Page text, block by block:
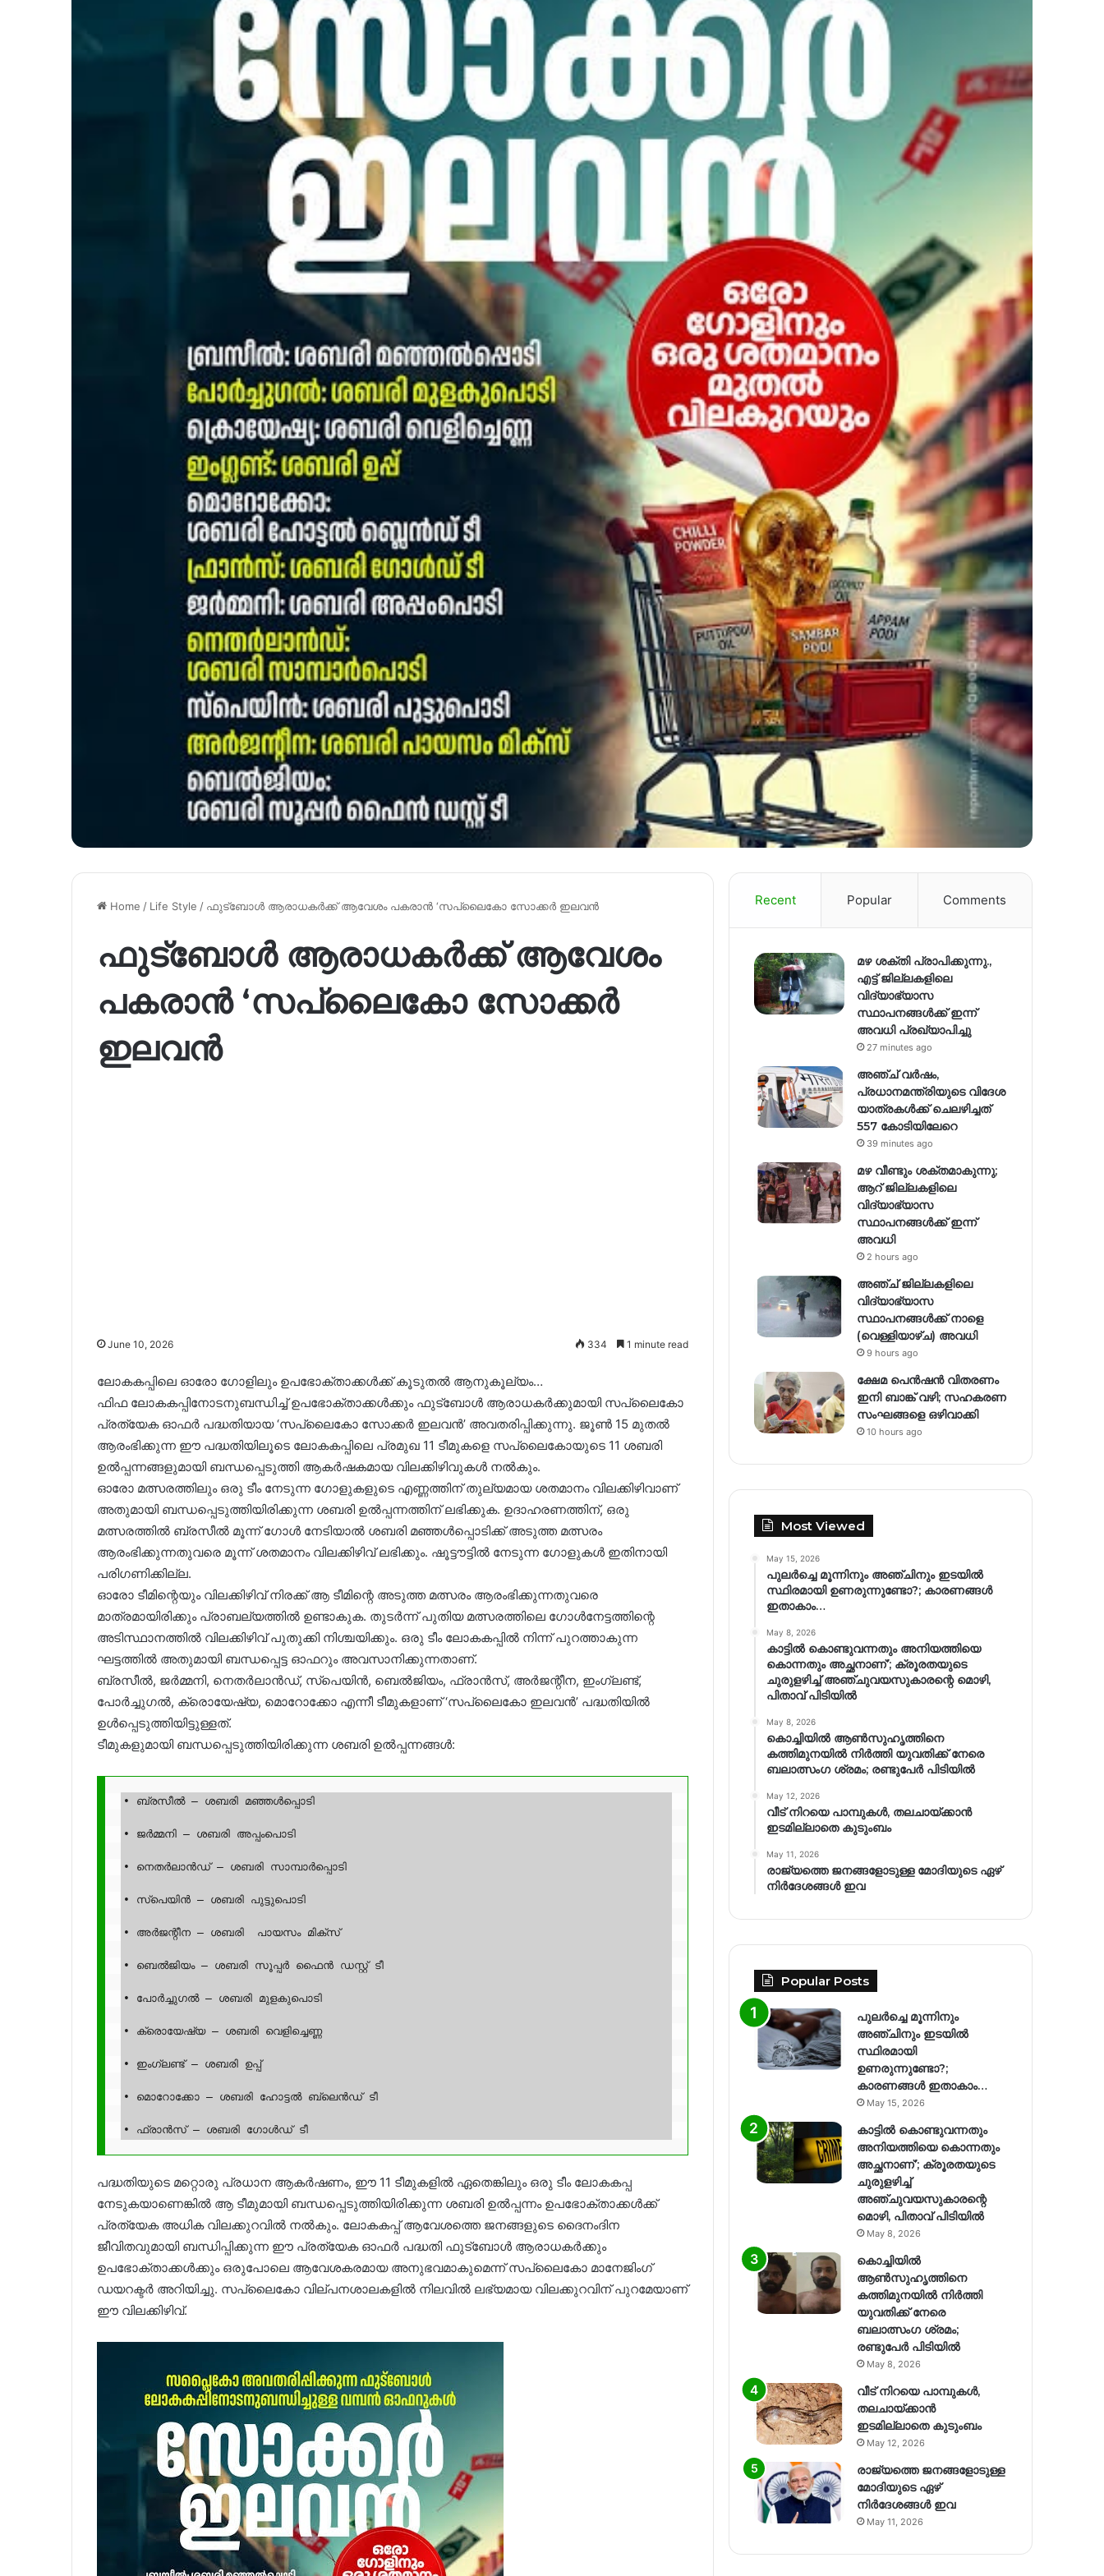
Home / Life Style / ഫുട്ബോൾ ആരാധകർക്ക് ആവേശം പകരാൻ ‘സപ്ലൈകോ സോക്കർ ഇലവൻ
ഫുട്ബോൾ ആരാധകർക്ക് ആവേശം
പകരാൻ ‘സപ്ലൈകോ സോക്കർ
ഇലവൻ
June 10, 2026 334 1 minute read
ലോകകപ്പിലെ ഓരോ ഗോളിലും ഉപഭോക്താക്കൾക്ക് കൂടുതൽ ആനുകൂല്യം…
ഫിഫ ലോകകപ്പിനോടനുബന്ധിച്ച് ഉപഭോക്താക്കൾക്കും ഫുട്ബോൾ ആരാധകർക്കുമായി സപ്ലൈകോ
പ്രത്യേക ഓഫർ പദ്ധതിയായ ‘സപ്ലൈകോ സോക്കർ ഇലവൻ’ അവതരിപ്പിക്കുന്നു. ജൂൺ 15 മുതൽ
ആരംഭിക്കുന്ന ഈ പദ്ധതിയിലൂടെ ലോകകപ്പിലെ പ്രമുഖ 11 ടീമുകളെ സപ്ലൈകോയുടെ 11 ശബരി
ഉൽപ്പന്നങ്ങളുമായി ബന്ധപ്പെടുത്തി ആകർഷകമായ വിലക്കിഴിവുകൾ നൽകും.
ഓരോ മത്സരത്തിലും ഒരു ടീം നേടുന്ന ഗോളുകളുടെ എണ്ണത്തിന് തുല്യമായ ശതമാനം വിലക്കിഴിവാണ്
അതുമായി ബന്ധപ്പെടുത്തിയിരിക്കുന്ന ശബരി ഉൽപ്പന്നത്തിന് ലഭിക്കുക. ഉദാഹരണത്തിന്, ഒരു
മത്സരത്തിൽ ബ്രസീൽ മൂന്ന് ഗോൾ നേടിയാൽ ശബരി മഞ്ഞൾപ്പൊടിക്ക് അടുത്ത മത്സരം
ആരംഭിക്കുന്നതുവരെ മൂന്ന് ശതമാനം വിലക്കിഴിവ് ലഭിക്കും. ഷൂട്ടൗട്ടിൽ നേടുന്ന ഗോളുകൾ ഇതിനായി
പരിഗണിക്കില്ല.
ഓരോ ടീമിന്റെയും വിലക്കിഴിവ് നിരക്ക് ആ ടീമിന്റെ അടുത്ത മത്സരം ആരംഭിക്കുന്നതുവരെ
മാത്രമായിരിക്കും പ്രാബല്യത്തിൽ ഉണ്ടാകുക. തുടർന്ന് പുതിയ മത്സരത്തിലെ ഗോൾനേട്ടത്തിന്റെ
അടിസ്ഥാനത്തിൽ വിലക്കിഴിവ് പുതുക്കി നിശ്ചയിക്കും. ഒരു ടീം ലോകകപ്പിൽ നിന്ന് പുറത്താകുന്ന
ഘട്ടത്തിൽ അതുമായി ബന്ധപ്പെട്ട ഓഫറും അവസാനിക്കുന്നതാണ്.
ബ്രസീൽ, ജർമ്മനി, നെതർലാൻഡ്, സ്പെയിൻ, ബെൽജിയം, ഫ്രാൻസ്, അർജന്റീന, ഇംഗ്ലണ്ട്,
പോർച്ചുഗൽ, ക്രൊയേഷ്യ, മൊറോക്കോ എന്നീ ടീമുകളാണ് ‘സപ്ലൈകോ ഇലവൻ’ പദ്ധതിയിൽ
ഉൾപ്പെടുത്തിയിട്ടുള്ളത്.
ടീമുകളുമായി ബന്ധപ്പെടുത്തിയിരിക്കുന്ന ശബരി ഉൽപ്പന്നങ്ങൾ:
• ബ്രസീൽ – ശബരി മഞ്ഞൾപ്പൊടി
• ജർമ്മനി – ശബരി അപ്പംപൊടി
• നെതർലാൻഡ് – ശബരി സാമ്പാർപ്പൊടി
• സ്പെയിൻ – ശബരി പുട്ടുപൊടി
• അർജന്റീന – ശബരി  പായസം മിക്സ്
• ബെൽജിയം – ശബരി സൂപ്പർ ഫൈൻ ഡസ്റ്റ് ടീ
• പോർച്ചുഗൽ – ശബരി മുളകുപൊടി
• ക്രൊയേഷ്യ – ശബരി വെളിച്ചെണ്ണ
• ഇംഗ്ലണ്ട് – ശബരി ഉപ്പ്
• മൊറോക്കോ – ശബരി ഹോട്ടൽ ബ്ലെൻഡ് ടീ
• ഫ്രാൻസ് – ശബരി ഗോൾഡ് ടീ
പദ്ധതിയുടെ മറ്റൊരു പ്രധാന ആകർഷണം, ഈ 11 ടീമുകളിൽ ഏതെങ്കിലും ഒരു ടീം ലോകകപ്പ
നേടുകയാണെങ്കിൽ ആ ടീമുമായി ബന്ധപ്പെടുത്തിയിരിക്കുന്ന ശബരി ഉൽപ്പന്നം ഉപഭോക്താക്കൾക്ക്
പ്രത്യേക അധിക വിലക്കുറവിൽ നൽകും. ലോകകപ്പ് ആവേശത്തെ ജനങ്ങളുടെ ദൈനംദിന
ജീവിതവുമായി ബന്ധിപ്പിക്കുന്ന ഈ പ്രത്യേക ഓഫർ പദ്ധതി ഫുട്ബോൾ ആരാധകർക്കും
ഉപഭോക്താക്കൾക്കും ഒരുപോലെ ആവേശകരമായ അനുഭവമാകുമെന്ന് സപ്ലൈകോ മാനേജിംഗ്
ഡയറക്ടർ അറിയിച്ചു. സപ്ലൈകോ വില്പനശാലകളിൽ നിലവിൽ ലഭ്യമായ വിലക്കുറവിന് പുറമേയാണ്
ഈ വിലക്കിഴിവ്.
Recent Popular Comments
മഴ ശക്തി പ്രാപിക്കുന്നു.,
എട്ട് ജില്ലകളിലെ
വിദ്യാഭ്യാസ
സ്ഥാപനങ്ങള്‍ക്ക് ഇന്ന്
അവധി പ്രഖ്യാപിച്ചു
27 minutes ago
അഞ്ച് വര്‍ഷം,
പ്രധാനമന്ത്രിയുടെ വിദേശ
യാത്രകള്‍ക്ക് ചെലഴിച്ചത്
557 കോടിയിലേറെ
39 minutes ago
മഴ വീണ്ടും ശക്തമാകുന്നു;
ആറ് ജില്ലകളിലെ
വിദ്യാഭ്യാസ
സ്ഥാപനങ്ങള്‍ക്ക് ഇന്ന്
അവധി
2 hours ago
അഞ്ച് ജില്ലകളിലെ
വിദ്യാഭ്യാസ
സ്ഥാപനങ്ങൾക്ക് നാളെ
(വെള്ളിയാഴ്ച) അവധി
9 hours ago
ക്ഷേമ പെൻഷൻ വിതരണം
ഇനി ബാങ്ക് വഴി; സഹകരണ
സംഘങ്ങളെ ഒഴിവാക്കി
10 hours ago
Most Viewed
May 15, 2026
പുലർച്ചെ മൂന്നിനും അഞ്ചിനും ഇടയിൽ
സ്ഥിരമായി ഉണരുന്നുണ്ടോ?; കാരണങ്ങള്‍
ഇതാകാം…
May 8, 2026
കാട്ടിൽ കൊണ്ടുവന്നതും അനിയത്തിയെ
കൊന്നതും അച്ഛനാണ്’; ക്രൂരതയുടെ
ചുരുളഴിച്ച് അഞ്ചുവയസുകാരന്റെ മൊഴി,
പിതാവ് പിടിയിൽ
May 8, 2026
കൊച്ചിയിൽ ആൺസുഹൃത്തിനെ
കത്തിമുനയിൽ നിർത്തി യുവതിക്ക് നേരെ
ബലാത്സംഗ​ ശ്രമം; രണ്ടുപേർ പിടിയിൽ
May 12, 2026
വീട് നിറയെ പാമ്പുകൾ, തലചായ്ക്കാൻ
ഇടമില്ലാതെ കുടുംബം
May 11, 2026
രാജ്യത്തെ ജനങ്ങളോടുള്ള മോദിയുടെ ഏഴ്
നിര്‍ദേശങ്ങള്‍ ഇവ
Popular Posts
പുലർച്ചെ മൂന്നിനും
അഞ്ചിനും ഇടയിൽ
സ്ഥിരമായി
ഉണരുന്നുണ്ടോ?;
കാരണങ്ങള്‍ ഇതാകാം…
May 15, 2026
കാട്ടിൽ കൊണ്ടുവന്നതും
അനിയത്തിയെ കൊന്നതും
അച്ഛനാണ്’; ക്രൂരതയുടെ
ചുരുളഴിച്ച്
അഞ്ചുവയസുകാരന്റെ
മൊഴി, പിതാവ് പിടിയിൽ
May 8, 2026
കൊച്ചിയിൽ
ആൺസുഹൃത്തിനെ
കത്തിമുനയിൽ നിർത്തി
യുവതിക്ക് നേരെ
ബലാത്സംഗ​ ശ്രമം;
രണ്ടുപേർ പിടിയിൽ
May 8, 2026
വീട് നിറയെ പാമ്പുകൾ,
തലചായ്ക്കാൻ
ഇടമില്ലാതെ കുടുംബം
May 12, 2026
രാജ്യത്തെ ജനങ്ങളോടുള്ള
മോദിയുടെ ഏഴ്
നിര്‍ദേശങ്ങള്‍ ഇവ
May 11, 2026